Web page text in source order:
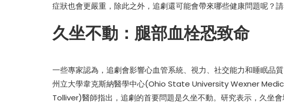
症狀也會更嚴重，除此之外，追劇還可能會帶來哪些健康問題呢？請
久坐不動：腿部血栓恐致命
一些專家認為，追劇會影響心血管系統、視力、社交能力和睡眠品
州立大學韋克斯納醫學中心(Ohio State University Wexner
Tolliver)醫師指出，追劇的首要問題是久坐不動。研究表示，久